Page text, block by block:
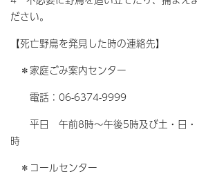
ださい。
【死亡野鳥を発見した時の連絡先】
＊家庭ごみ案内センター
電話：06-6374-9999
平日 午前8時～午後5時及び土・日
時
＊コールセンター